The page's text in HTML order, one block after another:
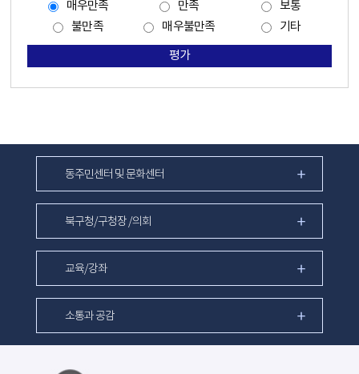
매우만족 만족
보통
불만족
매우불만족 기타
평가
동주민센터 및 문화센터
북구청/구청장 /의회
교육/강좌
소통과 공감